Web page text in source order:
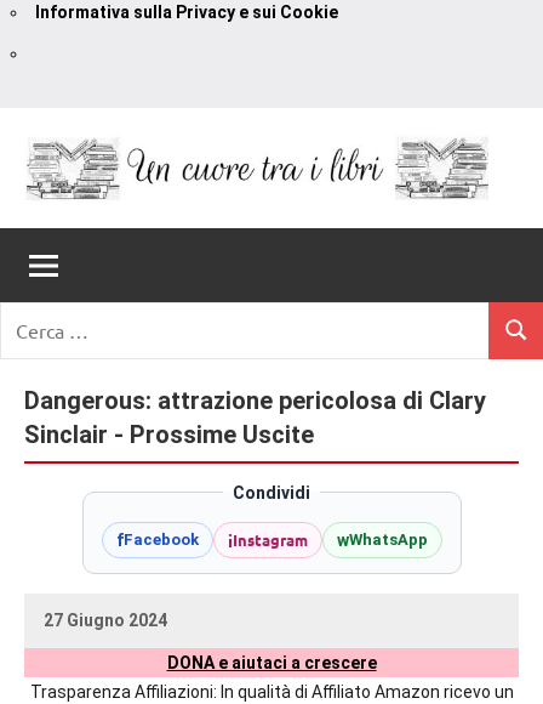
Informativa sulla Privacy e sui Cookie
contenuto
Un
Cuore
Tra
I
Libri
romanzi
romance
e
non
solo.
Recensioni,
delle
autrici
per:
Dangerous: attrazione pericolosa di Clary
Sinclair - Prossime Uscite
Condividi
fFacebook iInstagram wWhatsApp
27 Giugno 2024
uctil_user
Nessun
DONA e aiutaci a crescere
Trasparenza Affiliazioni: In qualità di Affiliato Amazon ricevo un